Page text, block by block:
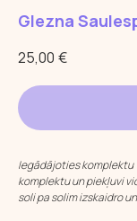
Glezna
25,00 €
Iegādājoties komplektu
komplektu un piekļuvi
soli pa solim izskaidro